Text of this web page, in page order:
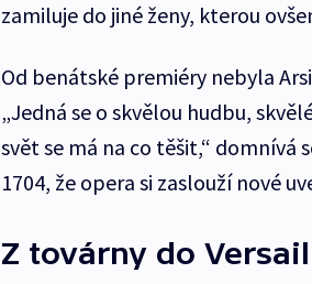
zamiluje do jiné ženy, kterou
Od benátské premiéry nebyla
„Jedná se o skvělou hudbu,
svět se má na co těšit,“ domnívá
1704, že opera si zaslouží nové
Z továrny do